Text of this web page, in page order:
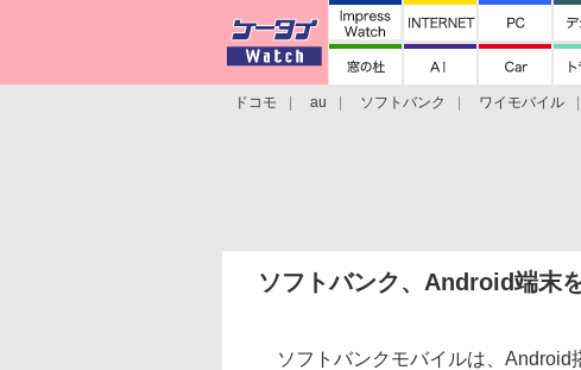
ドコモ au ソフトバンク ワイモバイル
ソフトバンク、Android端末
ソフトバンクモバイルは、Android